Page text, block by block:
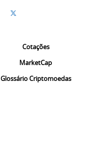
Cotações
MarketCap
Glossário Criptomoedas